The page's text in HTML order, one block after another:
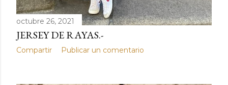
octubre 26, 2021
JERSEY DE RAYAS.-
Compartir Publicar un comentario